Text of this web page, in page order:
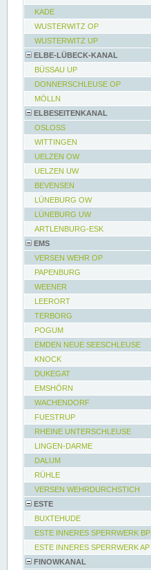
KADE
WUSTERWITZ OP
WUSTERWITZ UP
ELBE-LÜBECK-KANAL
BÜSSAU UP
DONNERSCHLEUSE OP
MÖLLN
ELBESEITENKANAL
OSLOSS
WITTINGEN
UELZEN OW
UELZEN UW
BEVENSEN
LÜNEBURG OW
LÜNEBURG UW
ARTLENBURG-ESK
EMS
VERSEN WEHR OP
PAPENBURG
WEENER
LEERORT
TERBORG
POGUM
EMDEN NEUE SEESCHLEUSE
KNOCK
DUKEGAT
EMSHÖRN
WACHENDORF
FUESTRUP
RHEINE UNTERSCHLEUSE
LINGEN-DARME
DALUM
RÜHLE
VERSEN WEHRDURCHSTICH
ESTE
BUXTEHUDE
ESTE INNERES SPERRWERK BP
ESTE INNERES SPERRWERK AP
FINOWKANAL